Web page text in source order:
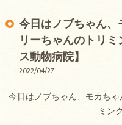
今日はノブちゃん
リーちゃんのトリ
ス動物病院】
2022/04/27
今日はノブちゃん、モカち
ミン